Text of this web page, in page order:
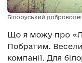
Білоруський
Що я можу про
Побратим.
компанії. Для